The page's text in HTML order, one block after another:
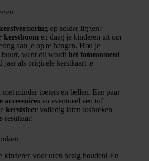
op zolder liggen?
kerstboom en daag je kinderen uit om
aan je op te hangen. Hou je
buurt, want dit wordt hét fotomoment
jaar als originele kerstkaart te
minder toeters en bellen. Een paar
accessoires en eventueel een tof
kerstsfeer volledig laten losbreken
resultaat!
kinderen voor uren bezig houden! En